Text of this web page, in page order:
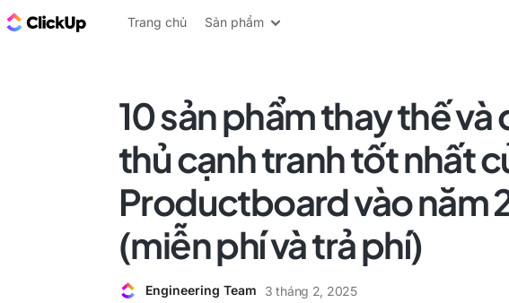
ClickUp Blog
Trang chủ Sản phẩm
10 sản phẩm thay thế và
thủ cạnh tranh tốt nhất
Productboard vào năm
(miễn phí và trả phí)
Engineering Team 3 tháng 2, 2025